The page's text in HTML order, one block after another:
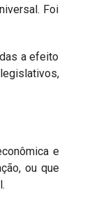
Foi
a efeito
e
ou que